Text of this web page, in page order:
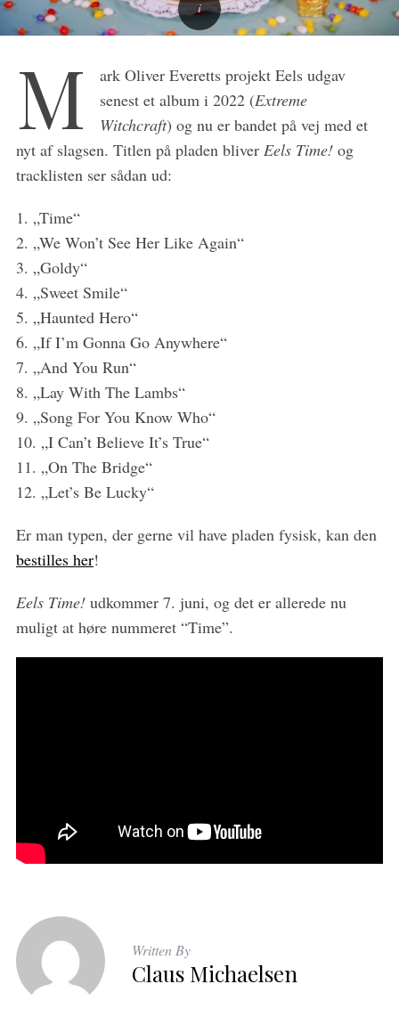
M
ark Oliver Everetts projekt Eels udgav
senest et album i 2022 (Extreme
Witchcraft) og nu er bandet på vej med et
nyt af slagsen. Titlen på pladen bliver Eels Time! og
tracklisten ser sådan ud:
1. „Time“
2. „We Won’t See Her Like Again“
3. „Goldy“
4. „Sweet Smile“
5. „Haunted Hero“
6. „If I’m Gonna Go Anywhere“
7. „And You Run“
8. „Lay With The Lambs“
9. „Song For You Know Who“
10. „I Can’t Believe It’s True“
11. „On The Bridge“
12. „Let’s Be Lucky“
Er man typen, der gerne vil have pladen fysisk, kan den
bestilles her!
Eels Time! udkommer 7. juni, og det er allerede nu
muligt at høre nummeret “Time”.
Written By
Claus Michaelsen
S
a
r
c
f
o
r
: